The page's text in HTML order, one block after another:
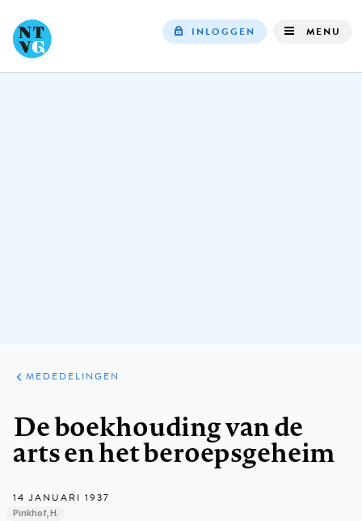
INLOGGEN MENU
ARTIKELEN
VARIA
MEDEDELINGEN
De boekhouding van de
arts en het beroepsgeheim
14 JANUARI 1937
Pinkhof, H.